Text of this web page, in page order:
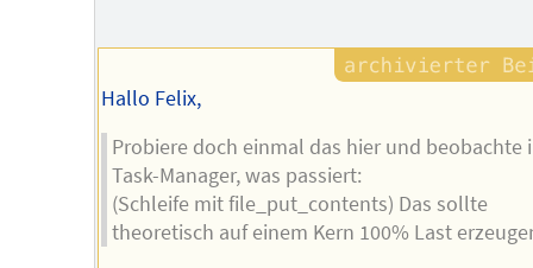
Hallo Felix,
Probiere doch einmal das hier und beobachte
Task-Manager, was passiert:
(Schleife mit file_put_contents) Das sollte
theoretisch auf einem Kern 100% Last